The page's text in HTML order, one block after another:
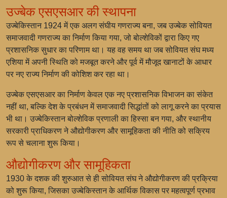
उज्बेक एसएसआर की स्थापना
उज्बेकिस्तान 1924 में एक अलग संघीय गणराज्य बना, जब उज्बेक सोवियत
समाजवादी गणराज्य का निर्माण किया गया, जो बोल्शेविकों द्वारा किए गए
प्रशासनिक सुधार का परिणाम था। यह वह समय था जब सोवियत संघ मध्य
एशिया में अपनी स्थिति को मजबूत करने और पूर्व में मौजूद खानाटों के आधार
पर नए राज्य निर्माण की कोशिश कर रहा था।
उज्बेक एसएसआर का निर्माण केवल एक नए प्रशासनिक विभाजन का संकेत
नहीं था, बल्कि देश के प्रबंधन में समाजवादी सिद्धांतों को लागू करने का प्रयास
भी था। उज्बेकिस्तान बोल्शेविक प्रणाली का हिस्सा बन गया, और स्थानीय
सरकारी प्राधिकरण ने औद्योगीकरण और सामूहिकता की नीति को सक्रिय
रूप से चलाना शुरू किया।
औद्योगीकरण और सामूहिकता
1930 के दशक की शुरुआत से ही सोवियत संघ ने औद्योगीकरण की प्रक्रिया
को शुरू किया, जिसका उज्बेकिस्तान के आर्थिक विकास पर महत्वपूर्ण प्रभाव